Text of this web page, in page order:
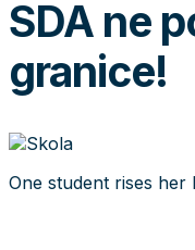
SDA ne
granice!
One student rises her